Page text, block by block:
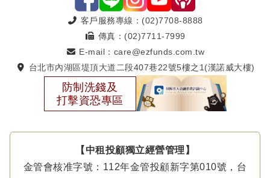
客戶服務專線：(02)7708-8888
傳真：(02)7711-7999
E-mail：care@ezfunds.com.tw
台北市內湖區堤頂大道二段407巷22號5樓之1(漢諾威大樓)
防制洗錢及
打擊資恐專區
【中租投顧獨立經營管理】
金管會核准字號：112年金管投顧新字第010號，台